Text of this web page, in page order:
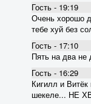
Гость - 19:19
Очень хорошо
тебе хуй без
Гость - 17:10
Пять на два не
Гость - 16:29
Кигилл и
шекеле... НЕ